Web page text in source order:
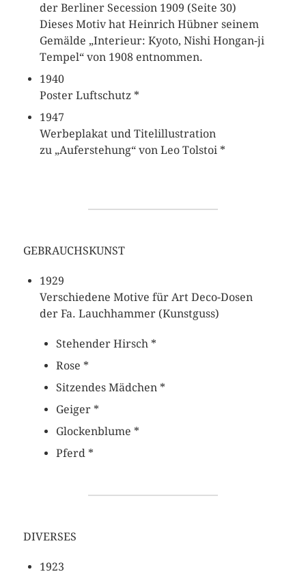
der Berliner Secession 1909 (Seite 30)
Dieses Motiv hat Heinrich Hübner seinem
Gemälde „Interieur: Kyoto, Nishi Hongan-ji
Tempel“ von 1908 entnommen.
1940
Poster Luftschutz *
1947
Werbeplakat und Titelillustration
zu „Auferstehung“ von Leo Tolstoi *
GEBRAUCHSKUNST
1929
Verschiedene Motive für Art Deco-Dosen
der Fa. Lauchhammer (Kunstguss)
Stehender Hirsch *
Rose *
Sitzendes Mädchen *
Geiger *
Glockenblume *
Pferd *
DIVERSES
1923